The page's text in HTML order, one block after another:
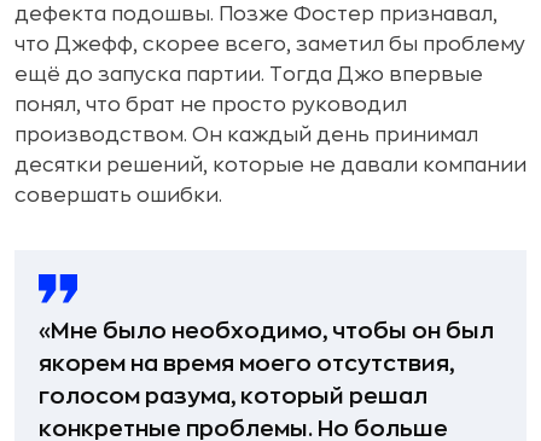
дефекта подошвы. Позже Фостер признавал,
что Джефф, скорее всего, заметил бы проблему
ещё до запуска партии. Тогда Джо впервые
понял, что брат не просто руководил
производством. Он каждый день принимал
десятки решений, которые не давали компании
совершать ошибки.
«Мне было необходимо, чтобы он был
якорем на время моего отсутствия,
голосом разума, который решал
конкретные проблемы. Но больше